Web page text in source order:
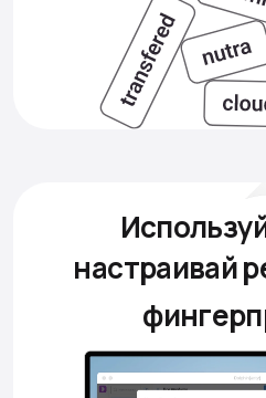
настраивай